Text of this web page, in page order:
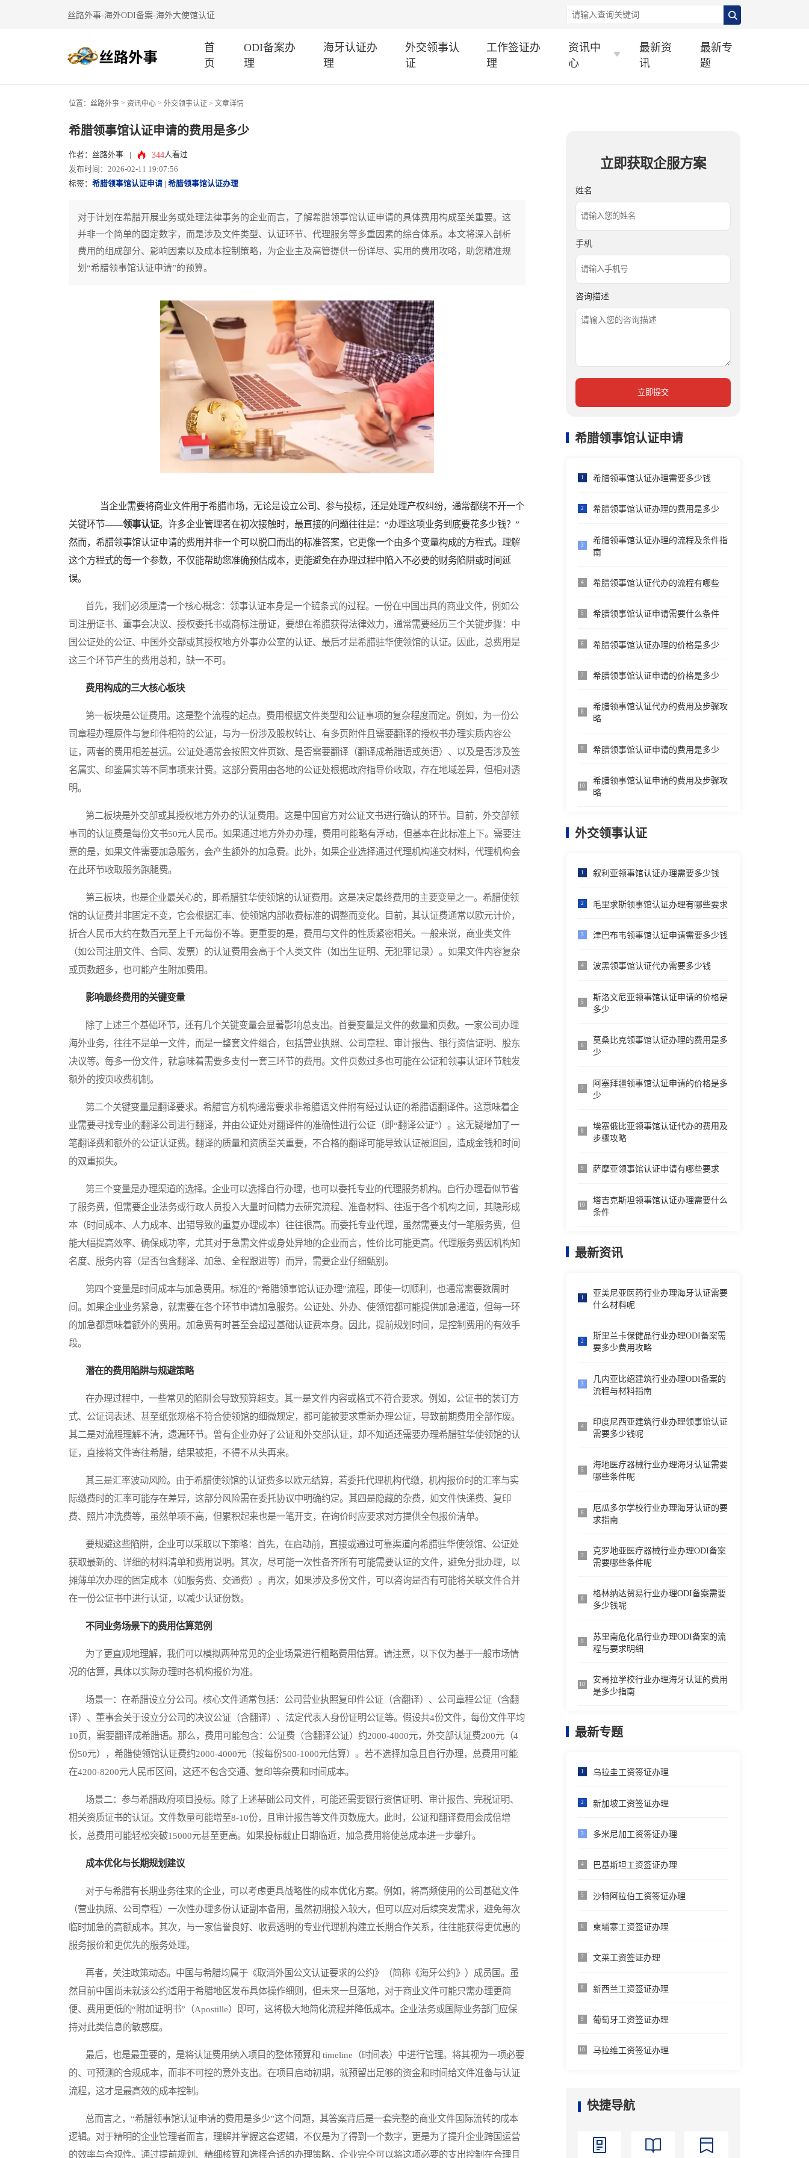
丝路外事-海外ODI备案-海外大使馆认证
首
页
ODI备案办
理
海牙认证办
理
外交领事认
证
工作签证办
理
资讯中
心
最新资
讯
最新专
题
位置： 丝路外事 > 资讯中心 > 外交领事认证 > 文章详情
希腊领事馆认证申请的费用是多少
作者：丝路外事 344人看过
发布时间：2026-02-11 19:07:56
标签： 希腊领事馆认证申请 希腊领事馆认证办理
对于计划在希腊开展业务或处理法律事务的企业而言，了解希腊领事馆认证申请的具体费用构成至关重要。这
并非一个简单的固定数字，而是涉及文件类型、认证环节、代理服务等多重因素的综合体系。本文将深入剖析
费用的组成部分、影响因素以及成本控制策略，为企业主及高管提供一份详尽、实用的费用攻略，助您精准规
划“希腊领事馆认证申请”的预算。
当企业需要将商业文件用于希腊市场，无论是设立公司、参与投标，还是处理产权纠纷，通常都绕不开一个
关键环节——领事认证。许多企业管理者在初次接触时，最直接的问题往往是：“办理这项业务到底要花多少钱？”
然而，希腊领事馆认证申请的费用并非一个可以脱口而出的标准答案，它更像一个由多个变量构成的方程式。理解
这个方程式的每一个参数，不仅能帮助您准确预估成本，更能避免在办理过程中陷入不必要的财务陷阱或时间延
误。
首先，我们必须厘清一个核心概念：领事认证本身是一个链条式的过程。一份在中国出具的商业文件，例如公
司注册证书、董事会决议、授权委托书或商标注册证，要想在希腊获得法律效力，通常需要经历三个关键步骤：中
国公证处的公证、中国外交部或其授权地方外事办公室的认证、最后才是希腊驻华使领馆的认证。因此，总费用是
这三个环节产生的费用总和，缺一不可。
费用构成的三大核心板块
第一板块是公证费用。这是整个流程的起点。费用根据文件类型和公证事项的复杂程度而定。例如，为一份公
司章程办理原件与复印件相符的公证，与为一份涉及股权转让、有多页附件且需要翻译的授权书办理实质内容公
证，两者的费用相差甚远。公证处通常会按照文件页数、是否需要翻译（翻译成希腊语或英语）、以及是否涉及签
名属实、印鉴属实等不同事项来计费。这部分费用由各地的公证处根据政府指导价收取，存在地域差异，但相对透
明。
第二板块是外交部或其授权地方外办的认证费用。这是中国官方对公证文书进行确认的环节。目前，外交部领
事司的认证费是每份文书50元人民币。如果通过地方外办办理，费用可能略有浮动，但基本在此标准上下。需要注
意的是，如果文件需要加急服务，会产生额外的加急费。此外，如果企业选择通过代理机构递交材料，代理机构会
在此环节收取服务跑腿费。
第三板块，也是企业最关心的，即希腊驻华使领馆的认证费用。这是决定最终费用的主要变量之一。希腊使领
馆的认证费并非固定不变，它会根据汇率、使领馆内部收费标准的调整而变化。目前，其认证费通常以欧元计价，
折合人民币大约在数百元至上千元每份不等。更重要的是，费用与文件的性质紧密相关。一般来说，商业类文件
（如公司注册文件、合同、发票）的认证费用会高于个人类文件（如出生证明、无犯罪记录）。如果文件内容复杂
或页数超多，也可能产生附加费用。
影响最终费用的关键变量
除了上述三个基础环节，还有几个关键变量会显著影响总支出。首要变量是文件的数量和页数。一家公司办理
海外业务，往往不是单一文件，而是一整套文件组合，包括营业执照、公司章程、审计报告、银行资信证明、股东
决议等。每多一份文件，就意味着需要多支付一套三环节的费用。文件页数过多也可能在公证和领事认证环节触发
额外的按页收费机制。
第二个关键变量是翻译要求。希腊官方机构通常要求非希腊语文件附有经过认证的希腊语翻译件。这意味着企
业需要寻找专业的翻译公司进行翻译，并由公证处对翻译件的准确性进行公证（即“翻译公证”）。这无疑增加了一
笔翻译费和额外的公证认证费。翻译的质量和资质至关重要，不合格的翻译可能导致认证被退回，造成金钱和时间
的双重损失。
第三个变量是办理渠道的选择。企业可以选择自行办理，也可以委托专业的代理服务机构。自行办理看似节省
了服务费，但需要企业法务或行政人员投入大量时间精力去研究流程、准备材料、往返于各个机构之间，其隐形成
本（时间成本、人力成本、出错导致的重复办理成本）往往很高。而委托专业代理，虽然需要支付一笔服务费，但
能大幅提高效率、确保成功率，尤其对于急需文件或身处异地的企业而言，性价比可能更高。代理服务费因机构知
名度、服务内容（是否包含翻译、加急、全程跟进等）而异，需要企业仔细甄别。
第四个变量是时间成本与加急费用。标准的“希腊领事馆认证办理”流程，即使一切顺利，也通常需要数周时
间。如果企业业务紧急，就需要在各个环节申请加急服务。公证处、外办、使领馆都可能提供加急通道，但每一环
的加急都意味着额外的费用。加急费有时甚至会超过基础认证费本身。因此，提前规划时间，是控制费用的有效手
段。
潜在的费用陷阱与规避策略
在办理过程中，一些常见的陷阱会导致预算超支。其一是文件内容或格式不符合要求。例如，公证书的装订方
式、公证词表述、甚至纸张规格不符合使领馆的细微规定，都可能被要求重新办理公证，导致前期费用全部作废。
其二是对流程理解不清，遗漏环节。曾有企业办好了公证和外交部认证，却不知道还需要办理希腊驻华使领馆的认
证，直接将文件寄往希腊，结果被拒，不得不从头再来。
其三是汇率波动风险。由于希腊使领馆的认证费多以欧元结算，若委托代理机构代缴，机构报价时的汇率与实
际缴费时的汇率可能存在差异，这部分风险需在委托协议中明确约定。其四是隐藏的杂费，如文件快递费、复印
费、照片冲洗费等，虽然单项不高，但累积起来也是一笔开支，在询价时应要求对方提供全包报价清单。
要规避这些陷阱，企业可以采取以下策略：首先，在启动前，直接或通过可靠渠道向希腊驻华使领馆、公证处
获取最新的、详细的材料清单和费用说明。其次，尽可能一次性备齐所有可能需要认证的文件，避免分批办理，以
摊薄单次办理的固定成本（如服务费、交通费）。再次，如果涉及多份文件，可以咨询是否有可能将关联文件合并
在一份公证书中进行认证，以减少认证份数。
不同业务场景下的费用估算范例
为了更直观地理解，我们可以模拟两种常见的企业场景进行粗略费用估算。请注意，以下仅为基于一般市场情
况的估算，具体以实际办理时各机构报价为准。
场景一：在希腊设立分公司。核心文件通常包括：公司营业执照复印件公证（含翻译）、公司章程公证（含翻
译）、董事会关于设立分公司的决议公证（含翻译）、法定代表人身份证明公证等。假设共4份文件，每份文件平均
10页，需要翻译成希腊语。那么，费用可能包含：公证费（含翻译公证）约2000-4000元，外交部认证费200元（4
份50元），希腊使领馆认证费约2000-4000元（按每份500-1000元估算）。若不选择加急且自行办理，总费用可能
在4200-8200元人民币区间，这还不包含交通、复印等杂费和时间成本。
场景二：参与希腊政府项目投标。除了上述基础公司文件，可能还需要银行资信证明、审计报告、完税证明、
相关资质证书的认证。文件数量可能增至8-10份，且审计报告等文件页数庞大。此时，公证和翻译费用会成倍增
长，总费用可能轻松突破15000元甚至更高。如果投标截止日期临近，加急费用将使总成本进一步攀升。
成本优化与长期规划建议
对于与希腊有长期业务往来的企业，可以考虑更具战略性的成本优化方案。例如，将高频使用的公司基础文件
（营业执照、公司章程）一次性办理多份认证副本备用，虽然初期投入较大，但可以应对后续突发需求，避免每次
临时加急的高额成本。其次，与一家信誉良好、收费透明的专业代理机构建立长期合作关系，往往能获得更优惠的
服务报价和更优先的服务处理。
再者，关注政策动态。中国与希腊均属于《取消外国公文认证要求的公约》（简称《海牙公约》）成员国。虽
然目前中国尚未就该公约适用于希腊地区发布具体操作细则，但未来一旦落地，对于商业文件可能只需办理更简
便、费用更低的“附加证明书”（Apostille）即可，这将极大地简化流程并降低成本。企业法务或国际业务部门应保
持对此类信息的敏感度。
最后，也是最重要的，是将认证费用纳入项目的整体预算和 timeline（时间表）中进行管理。将其视为一项必要
的、可预测的合规成本，而非不可控的意外支出。在项目启动初期，就预留出足够的资金和时间给文件准备与认证
流程，这才是最高效的成本控制。
总而言之，“希腊领事馆认证申请的费用是多少”这个问题，其答案背后是一套完整的商业文件国际流转的成本
逻辑。对于精明的企业管理者而言，理解并掌握这套逻辑，不仅是为了得到一个数字，更是为了提升企业跨国运营
的效率与合规性。通过提前规划、精细核算和选择合适的办理策略，企业完全可以将这项必要的支出控制在合理且
立即获取企服方案
姓名
手机
咨询描述
立即提交
希腊领事馆认证申请
1 希腊领事馆认证办理需要多少钱
2 希腊领事馆认证办理的费用是多少
3
希腊领事馆认证办理的流程及条件指
南
4 希腊领事馆认证代办的流程有哪些
5 希腊领事馆认证申请需要什么条件
6 希腊领事馆认证办理的价格是多少
7 希腊领事馆认证申请的价格是多少
8
希腊领事馆认证代办的费用及步骤攻
略
9 希腊领事馆认证申请的费用是多少
10
希腊领事馆认证申请的费用及步骤攻
略
外交领事认证
1 叙利亚领事馆认证办理需要多少钱
2 毛里求斯领事馆认证办理有哪些要求
3 津巴布韦领事馆认证申请需要多少钱
4 波黑领事馆认证代办需要多少钱
5
斯洛文尼亚领事馆认证申请的价格是
多少
6
莫桑比克领事馆认证办理的费用是多
少
7
阿塞拜疆领事馆认证申请的价格是多
少
8
埃塞俄比亚领事馆认证代办的费用及
步骤攻略
9 萨摩亚领事馆认证申请有哪些要求
10
塔吉克斯坦领事馆认证办理需要什么
条件
最新资讯
1
亚美尼亚医药行业办理海牙认证需要
什么材料呢
2
斯里兰卡保健品行业办理ODI备案需
要多少费用攻略
3
几内亚比绍建筑行业办理ODI备案的
流程与材料指南
4
印度尼西亚建筑行业办理领事馆认证
需要多少钱呢
5
海地医疗器械行业办理海牙认证需要
哪些条件呢
6
厄瓜多尔学校行业办理海牙认证的要
求指南
7
克罗地亚医疗器械行业办理ODI备案
需要哪些条件呢
8
格林纳达贸易行业办理ODI备案需要
多少钱呢
9
苏里南危化品行业办理ODI备案的流
程与要求明细
10
安哥拉学校行业办理海牙认证的费用
是多少指南
最新专题
1 乌拉圭工资签证办理
2 新加坡工资签证办理
3 多米尼加工资签证办理
4 巴基斯坦工资签证办理
5 沙特阿拉伯工资签证办理
6 柬埔寨工资签证办理
7 文莱工资签证办理
8 新西兰工资签证办理
9 葡萄牙工资签证办理
10 马拉维工资签证办理
快捷导航